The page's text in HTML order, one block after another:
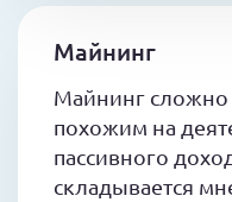
Майнинг
Майнинг сложно
похожим на
пассивного
складывается